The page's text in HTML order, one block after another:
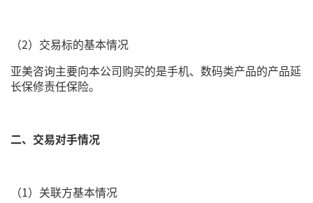
（2）交易标的基本情况
亚美咨询主要向本公司购买的是手机、数码类产品的产品延
长保修责任保险。
二、交易对手情况
（1）关联方基本情况